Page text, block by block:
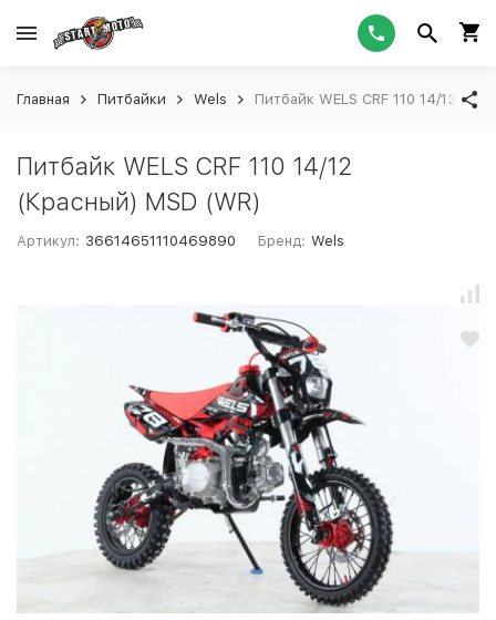
Главная Питбайки Wels Питбайк WELS CRF 110 14/12
Питбайк WELS CRF 110 14/12
(Красный) MSD (WR)
Артикул: 36614651110469890 Бренд: Wels